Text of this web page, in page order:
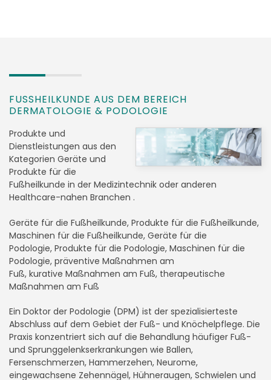
FUSSHEILKUNDE AUS DEM BEREICH
DERMATOLOGIE & PODOLOGIE
Produkte und
Dienstleistungen aus den
Kategorien Geräte und
Produkte für die
Fußheilkunde in der Medizintechnik oder anderen
Healthcare-nahen Branchen .
Geräte für die Fußheilkunde, Produkte für die Fußheilkunde,
Maschinen für die Fußheilkunde, Geräte für die
Podologie, Produkte für die Podologie, Maschinen für die
Podologie, präventive Maßnahmen am
Fuß, kurative Maßnahmen am Fuß, therapeutische
Maßnahmen am Fuß
Ein Doktor der Podologie (DPM) ist der spezialisierteste
Abschluss auf dem Gebiet der Fuß- und Knöchelpflege. Die
Praxis konzentriert sich auf die Behandlung häufiger Fuß-
und Sprunggelenkserkrankungen wie Ballen,
Fersenschmerzen, Hammerzehen, Neurome,
eingewachsene Zehennägel, Hühneraugen, Schwielen und